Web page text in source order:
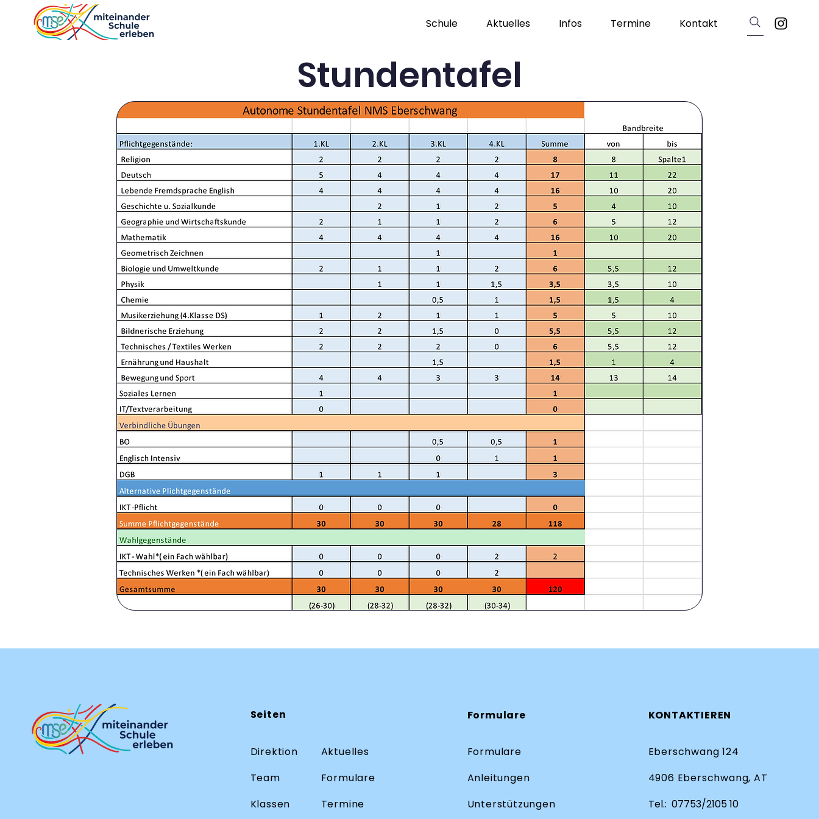
Schule Aktuelles Infos Termine Kontakt
Stundentafel
Seiten
Direktion
Team
Klassen
Aktuelles
Formulare
Termine
Formulare
Formulare
Anleitungen
Unterstützungen
KONTAKTIEREN
Eberschwang 124
4906 Eberschwang, AT
Tel.: 07753/2105 10